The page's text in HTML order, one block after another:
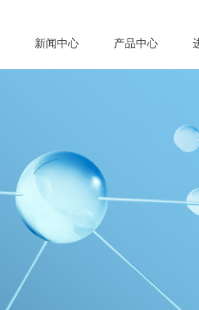
新闻中心 产品中心